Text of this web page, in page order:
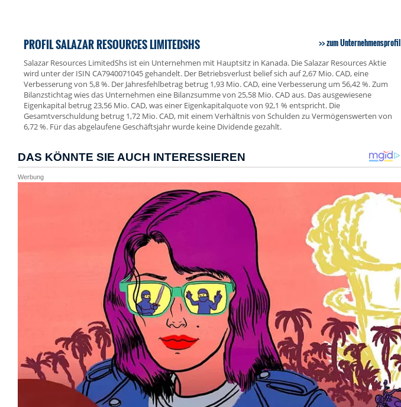
PROFIL SALAZAR RESOURCES LIMITEDSHS zum Unternehmensprofil
Salazar Resources LimitedShs ist ein Unternehmen mit Hauptsitz in Kanada. Die Salazar Resources Aktie
wird unter der ISIN CA7940071045 gehandelt. Der Betriebsverlust belief sich auf 2,67 Mio. CAD, eine
Verbesserung von 5,8 %. Der Jahresfehlbetrag betrug 1,93 Mio. CAD, eine Verbesserung um 56,42 %. Zum
Bilanzstichtag wies das Unternehmen eine Bilanzsumme von 25,58 Mio. CAD aus. Das ausgewiesene
Eigenkapital betrug 23,56 Mio. CAD, was einer Eigenkapitalquote von 92,1 % entspricht. Die
Gesamtverschuldung betrug 1,72 Mio. CAD, mit einem Verhältnis von Schulden zu Vermögenswerten von
6,72 %. Für das abgelaufene Geschäftsjahr wurde keine Dividende gezahlt.